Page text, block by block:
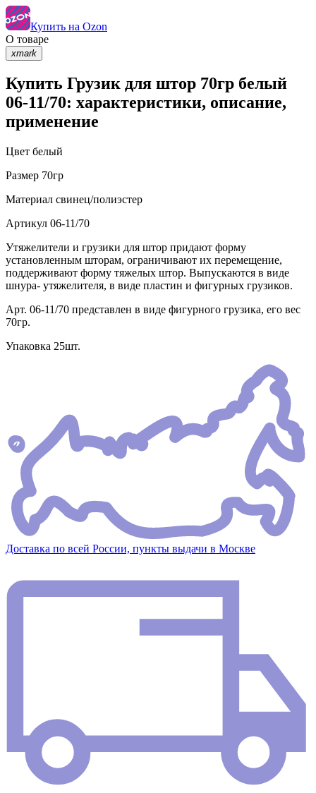
Купить на Ozon
О товаре
xmark
Купить Грузик для штор 70гр белый
06-11/70: характеристики, описание,
применение
Цвет белый
Размер 70гр
Материал свинец/полиэстер
Артикул 06-11/70
Утяжелители и грузики для штор придают форму
установленным шторам, ограничивают их перемещение,
поддерживают форму тяжелых штор. Выпускаются в виде
шнура- утяжелителя, в виде пластин и фигурных грузиков.
Арт. 06-11/70 представлен в виде фигурного грузика, его вес
70гр.
Упаковка 25шт.
Доставка по всей России, пункты выдачи в Москве